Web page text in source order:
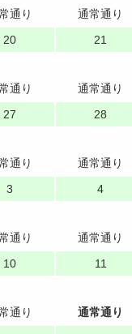
通り 通常通り
20 21
通り 通常通り
27 28
通り 通常通り
3 4
通り 通常通り
10 11
通り 通常通り